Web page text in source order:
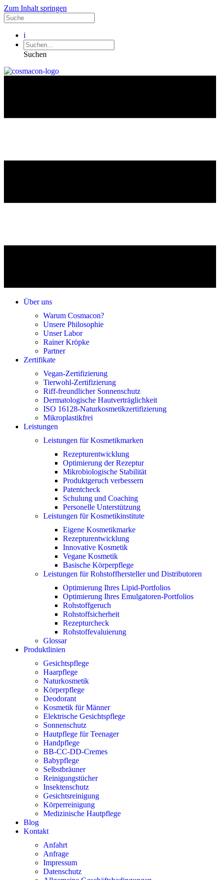
Zum Inhalt springen
i
Suchen
Über uns
Warum Cosmacon?
Unsere Philosophie
Unser Labor
Rainer Kröpke
Partner
Zertifikate
Vegan-Zertifizierung
Tierwohl-Zertifizierung
Riff-freundlicher Sonnenschutz
Dermatologische Hautverträglichkeit
ISO 16128-Naturkosmetikzertifizierung
Mikroplastikfrei
Leistungen
Leistungen für Kosmetikmarken
Rezepturentwicklung
Optimierung der Rezeptur
Mikrobiologische Stabilität
Produktgeruch verbessern
Patentcheck
Schulung und Coaching
Personelle Unterstützung
Leistungen für Kosmetikinstitute
Eigene Kosmetikmarke
Rezepturentwicklung
Innovative Kosmetik
Vegane Kosmetik
Basische Körperpflege
Leistungen für Rohstoffhersteller und Distributoren
Optimierung Ihres Lipid-Portfolios
Optimierung Ihres Emulgatoren-Portfolios
Rohstoffgeruch
Rohstoffsicherheit
Rezepturcheck
Rohstoffevaluierung
Glossar
Produktlinien
Gesichtspflege
Haarpflege
Naturkosmetik
Körperpflege
Deodorant
Kosmetik für Männer
Elektrische Gesichtspflege
Sonnenschutz
Hautpflege für Teenager
Handpflege
BB-CC-DD-Cremes
Babypflege
Selbstbräuner
Reinigungstücher
Insektenschutz
Gesichtsreinigung
Körperreinigung
Medizinische Hautpflege
Blog
Kontakt
Anfahrt
Anfrage
Impressum
Datenschutz